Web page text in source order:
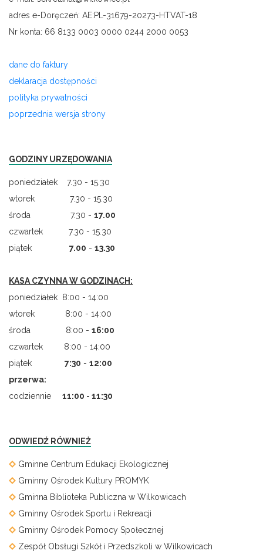
adres e-Doręczeń: AE:PL-31679-20273-HTVAT-18
Nr konta: 66 8133 0003 0000 0244 2000 0053
dane do faktury
deklaracja dostępności
polityka prywatności
poprzednia wersja strony
GODZINY URZĘDOWANIA
poniedziałek 7.30 - 15.30
wtorek 7.30 - 15.30
środa 7.30 - 17.00
czwartek 7.30 - 15.30
piątek 7.00 - 13.30
KASA CZYNNA W GODZINACH:
poniedziałek 8:00 - 14:00
wtorek 8:00 - 14:00
środa 8:00 - 16:00
czwartek 8:00 - 14:00
piątek 7:30 - 12:00
przerwa:
codziennie
11:00 - 11:30
ODWIEDŹ RÓWNIEŻ
Gminne Centrum Edukacji Ekologicznej
Gminny Ośrodek Kultury PROMYK
Gminna Biblioteka Publiczna w Wilkowicach
Gminny Ośrodek Sportu i Rekreacji
Gminny Ośrodek Pomocy Społecznej
Zespół Obsługi Szkół i Przedszkoli w Wilkowicach